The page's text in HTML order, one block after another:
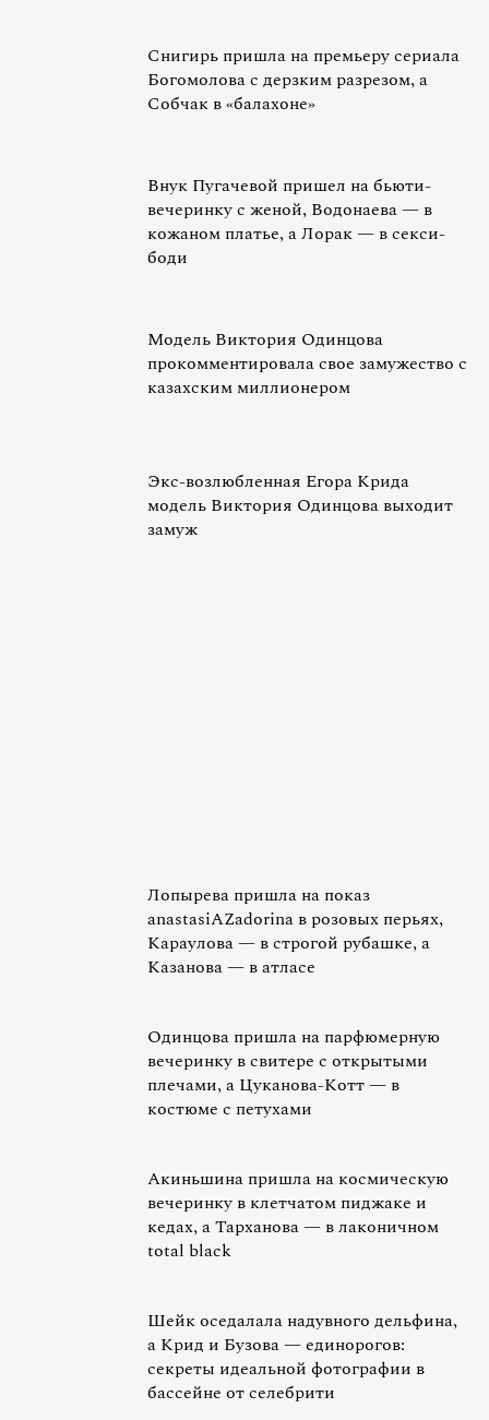
Снигирь пришла на премьеру сериала
Богомолова с дерзким разрезом, а
Собчак в «балахоне»
Внук Пугачевой пришел на бьюти-
вечеринку с женой, Водонаева — в
кожаном платье, а Лорак — в секси-
боди
Модель Виктория Одинцова
прокомментировала свое замужество с
казахским миллионером
Экс-возлюбленная Егора Крида
модель Виктория Одинцова выходит
замуж
Лопырева пришла на показ
anastasiAZadorina в розовых перьях,
Караулова — в строгой рубашке, а
Казанова — в атласе
Одинцова пришла на парфюмерную
вечеринку в свитере с открытыми
плечами, а Цуканова-Котт — в
костюме с петухами
Акиньшина пришла на космическую
вечеринку в клетчатом пиджаке и
кедах, а Тарханова — в лаконичном
total black
Шейк оседалала надувного дельфина,
а Крид и Бузова — единорогов:
секреты идеальной фотографии в
бассейне от селебрити